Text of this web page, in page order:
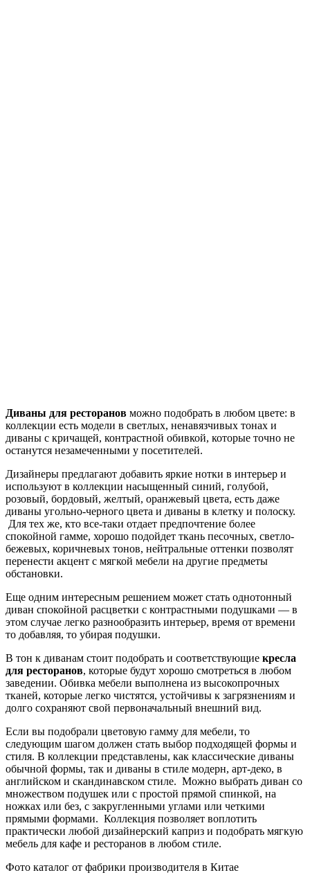
Диваны для ресторанов можно подобрать в любом цвете: в
коллекции есть модели в светлых, ненавязчивых тонах и
диваны с кричащей, контрастной обивкой, которые точно не
останутся незамеченными у посетителей.
Дизайнеры предлагают добавить яркие нотки в интерьер и
используют в коллекции насыщенный синий, голубой,
розовый, бордовый, желтый, оранжевый цвета, есть даже
диваны угольно-черного цвета и диваны в клетку и полоску.
Для тех же, кто все-таки отдает предпочтение более
спокойной гамме, хорошо подойдет ткань песочных, светло-
бежевых, коричневых тонов, нейтральные оттенки позволят
перенести акцент с мягкой мебели на другие предметы
обстановки.
Еще одним интересным решением может стать однотонный
диван спокойной расцветки с контрастными подушками — в
этом случае легко разнообразить интерьер, время от времени
то добавляя, то убирая подушки.
В тон к диванам стоит подобрать и соответствующие кресла
для ресторанов, которые будут хорошо смотреться в любом
заведении. Обивка мебели выполнена из высокопрочных
тканей, которые легко чистятся, устойчивы к загрязнениям и
долго сохраняют свой первоначальный внешний вид.
Если вы подобрали цветовую гамму для мебели, то
следующим шагом должен стать выбор подходящей формы и
стиля. В коллекции представлены, как классические диваны
обычной формы, так и диваны в стиле модерн, арт-деко, в
английском и скандинавском стиле. Можно выбрать диван со
множеством подушек или с простой прямой спинкой, на
ножках или без, с закругленными углами или четкими
прямыми формами. Коллекция позволяет воплотить
практически любой дизайнерский каприз и подобрать мягкую
мебель для кафе и ресторанов в любом стиле.
Фото каталог от фабрики производителя в Китае